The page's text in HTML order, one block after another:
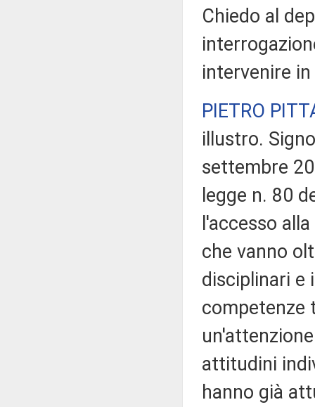
Chiedo al
intervenire
PIETRO
illustro.
settembre
legge n. 80
l'accesso
che vanno
disciplinari e
competenze
attitudini
hanno già